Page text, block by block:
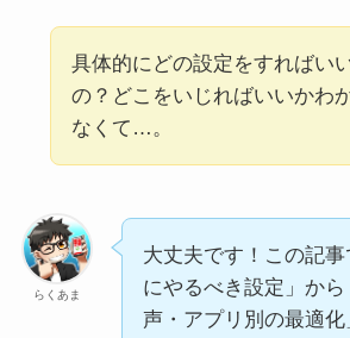
具体的にどの設定をすればい
の？どこをいじればいいかわ
なくて…。
らくあま
大丈夫です！この記
にやるべき設定」か
声・アプリ別の最適